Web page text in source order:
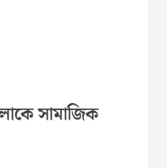
সামাজিক